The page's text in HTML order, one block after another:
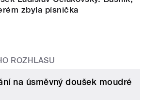
zbyla písnička
ROZHLASU
na úsměvný doušek moudré